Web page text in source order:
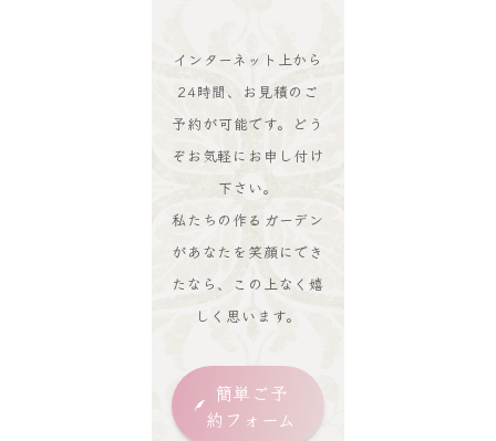
インターネット上から
24時間、お見積のご
予約が可能です。どう
ぞお気軽にお申し付け
下さい。
私たちの作るガーデン
があなたを笑顔にでき
たなら、この上なく嬉
しく思います。
簡単ご予
約フォーム